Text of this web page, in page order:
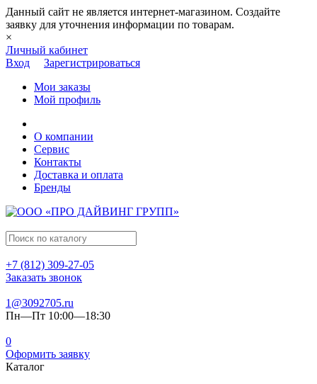
Данный сайт не является интернет-магазином. Создайте
заявку для уточнения информации по товарам.
×
Личный кабинет
Вход
Зарегистрироваться
Мои заказы
Мой профиль
О компании
Сервис
Контакты
Доставка и оплата
Бренды
+7 (812) 309-27-05
Заказать звонок
1@3092705.ru
Пн—Пт 10:00—18:30
0
Оформить заявку
Каталог